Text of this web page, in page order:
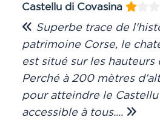
Castellu di Covasina
Superbe trace de
patrimoine Corse, le
est situé sur les hauteurs
Perché à 200 mètres
pour atteindre le
accessible à tous....